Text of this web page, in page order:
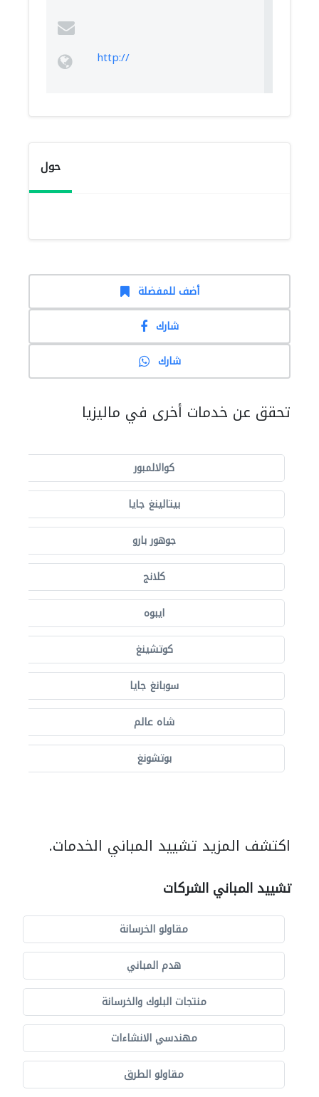
http://
حول
أضف للمفضلة
شارك
شارك
تحقق عن خدمات أخرى في ماليزيا
كوالالمبور
بيتالينغ جايا
جوهور بارو
كلانج
ايبوه
كوتشينغ
سوبانغ جايا
شاه عالم
بوتشونغ
اكتشف المزيد تشييد المباني الخدمات.
تشييد المباني الشركات
مقاولو الخرسانة
هدم المباني
منتجات البلوك والخرسانة
مهندسي الانشاءات
مقاولو الطرق